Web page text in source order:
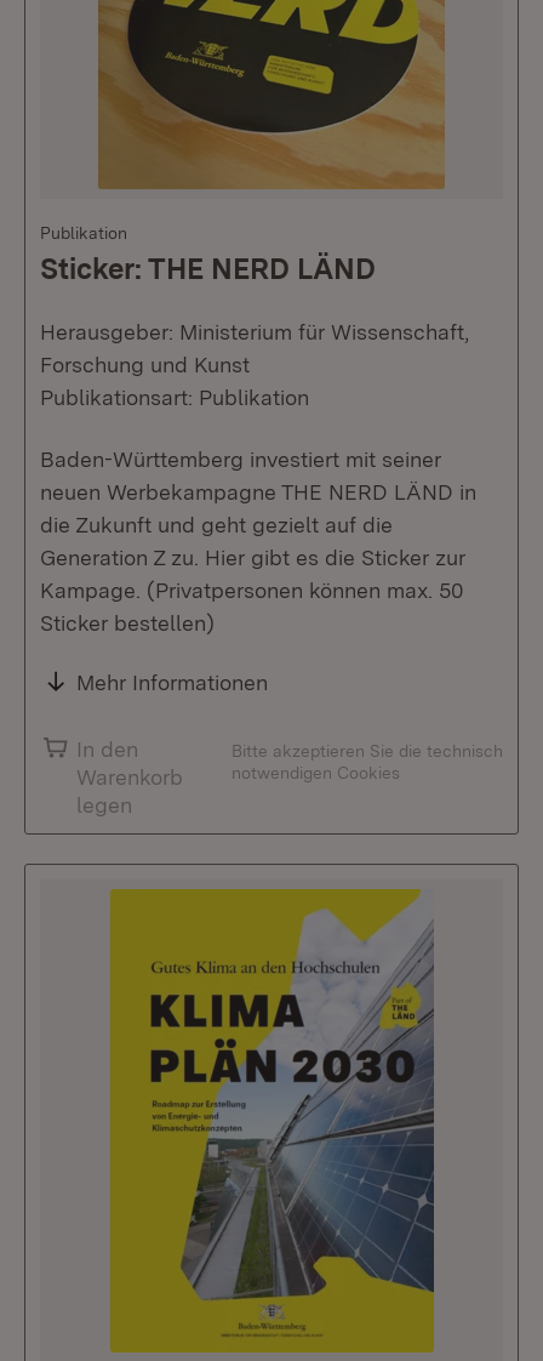
Publikation
Sticker: THE NERD LÄND
Herausgeber: Ministerium für Wissenschaft,
Forschung und Kunst
Publikationsart: Publikation
Baden-Württemberg investiert mit seiner
neuen Werbekampagne THE NERD LÄND in
die Zukunft und geht gezielt auf die
Generation Z zu. Hier gibt es die Sticker zur
Kampage. (Privatpersonen können max. 50
Sticker bestellen)
Mehr Informationen
In den
Warenkorb
legen
Bitte akzeptieren Sie die technisch
notwendigen Cookies